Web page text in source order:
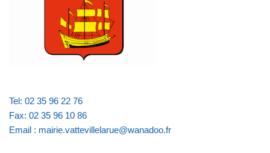
Tel: 02 35 96 22 76
Fax: 02 35 96 10 86
Email : mairie.vattevillelarue@wanadoo.fr